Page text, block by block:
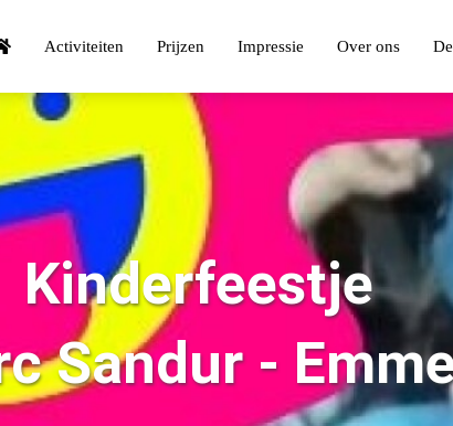
Activiteiten Prijzen Impressie Over ons
Kinderfeestje
Sandur -